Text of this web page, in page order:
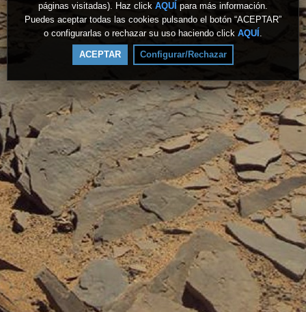
páginas visitadas). Haz click AQUÍ para más información.
Puedes aceptar todas las cookies pulsando el botón “ACEPTAR”
o configurarlas o rechazar su uso haciendo click AQUÍ .
ACEPTAR Configurar/Rechazar